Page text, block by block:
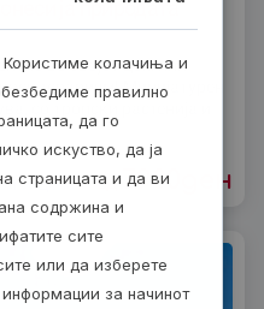
ја природата
во својот дом или
терариум! Минијатурен
со тропски растенија и
дена од 7900 ден
колачиња и
правилно
да го
искуство, да ја
страницата и да ви
содржина и
сите
или да изберете
за начинот